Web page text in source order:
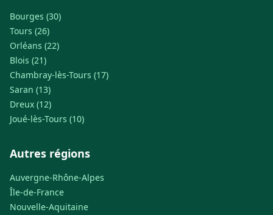
Bourges (30)
Tours (26)
Orléans (22)
Blois (21)
Chambray-lès-Tours (17)
Saran (13)
Dreux (12)
Joué-lès-Tours (10)
Autres régions
Auvergne-Rhône-Alpes
Île-de-France
Nouvelle-Aquitaine